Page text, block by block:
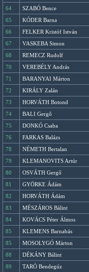
64
SZABÓ Bence
65
KÓDER Barna
66
FELKER Kristóf István
67
VASKEBA Simon
68
REMECZ Rudolf
70
VEREBÉLY András
71
BARANYAI Márton
72
KIRÁLY Zalán
73
HORVÁTH Botond
74
BALI Gergő
75
DONKÓ Csaba
76
FARKAS Balázs
78
NÉMETH Bertalan
79
KLEMANOVITS Artúr
80
OSVÁTH Gergő
81
GYÖRKE Ádám
82
HORVÁTH Ádám
83
MÉSZÁROS Bálint
84
KOVÁCS Péter Álmos
85
KLEMENS Barnabás
85
MOSOLYGÓ Márton
88
DÉKÁNY Bálint
89
TARÓ Bendegúz